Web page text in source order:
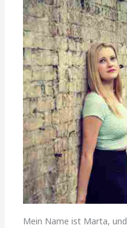
Mein Name ist Marta,